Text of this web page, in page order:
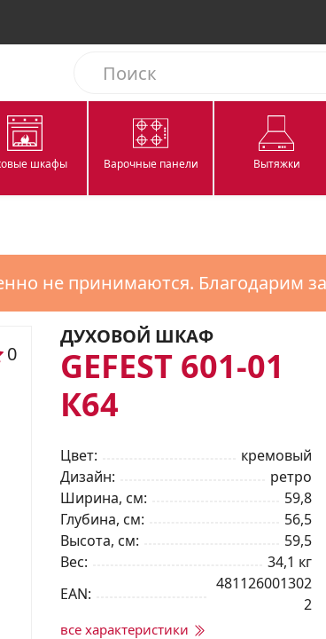
шкафы Варочные панели Вытяжки
не принимаются. Благодарим
ДУХОВОЙ ШКАФ
GEFEST 601-01
К64
Цвет
кремовый
Дизайн
ретро
Ширина, см
59,8
Глубина, см
56,5
Высота, см
59,5
Вес
34,1 кг
EAN
481126001302
2
все характеристики
0